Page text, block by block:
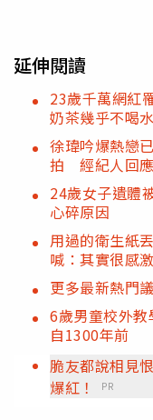
延伸閱讀
23歲千萬網紅
奶茶幾乎不喝水
徐瑋吟爆熱戀
拍 經紀人回
24歲女子遺體
心碎原因
用過的衛生紙
喊：其實很感激
更多最新熱門
6歲男童校外
自1300年前
脆友都說相見
爆紅！
PR